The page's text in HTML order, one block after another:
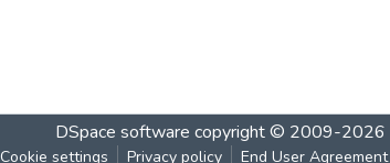
DSpace software copyright © 2009-2026
Cookie settings Privacy policy End User Agreement